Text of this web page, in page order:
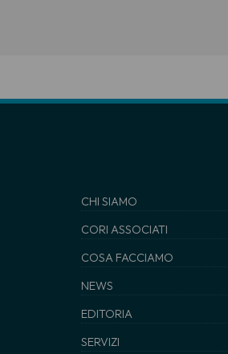
CHI SIAMO
CORI ASSOCIATI
COSA FACCIAMO
NEWS
EDITORIA
SERVIZI